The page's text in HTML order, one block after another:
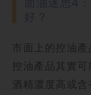
市面上的控油
控油產品其實
酒精濃度高或含